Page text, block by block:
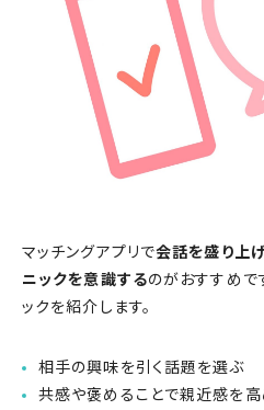
マッチングアプリで会話を盛り上
ニックを意識するのがおすすめで
ックを紹介します。
相手の興味を引く話題を選ぶ
共感や褒めることで親近感を高